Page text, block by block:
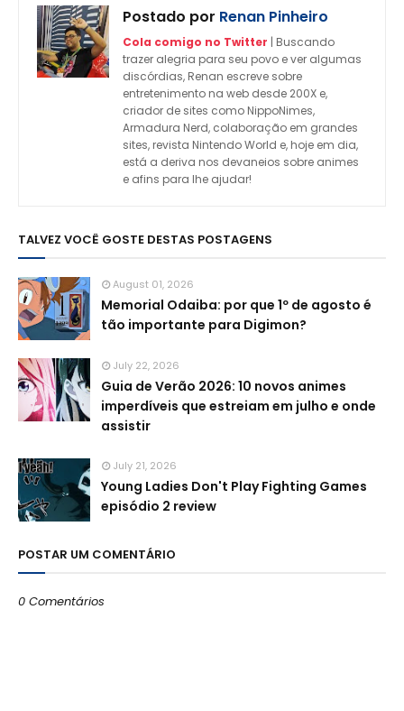
Postado por Renan Pinheiro
Cola comigo no Twitter | Buscando
trazer alegria para seu povo e ver algumas
discórdias, Renan escreve sobre
entretenimento na web desde 200X e,
criador de sites como NippoNimes,
Armadura Nerd, colaboração em grandes
sites, revista Nintendo World e, hoje em dia,
está a deriva nos devaneios sobre animes
e afins para lhe ajudar!
TALVEZ VOCÊ GOSTE DESTAS POSTAGENS
August 01, 2026
Memorial Odaiba: por que 1º de agosto é
tão importante para Digimon?
July 22, 2026
Guia de Verão 2026: 10 novos animes
imperdíveis que estreiam em julho e onde
assistir
July 21, 2026
Young Ladies Don't Play Fighting Games
episódio 2 review
POSTAR UM COMENTÁRIO
0 Comentários